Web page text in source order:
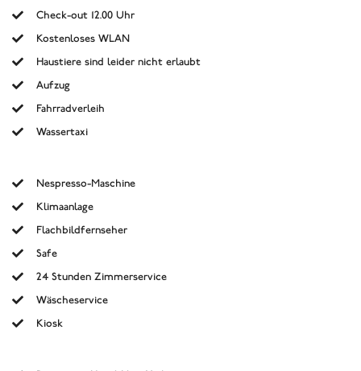
Check-out 12.00 Uhr
Kostenloses WLAN
Haustiere sind leider nicht erlaubt
Aufzug
Fahrradverleih
Wassertaxi
Nespresso-Maschine
Klimaanlage
Flachbildfernseher
Safe
24 Stunden Zimmerservice
Wäscheservice
Kiosk